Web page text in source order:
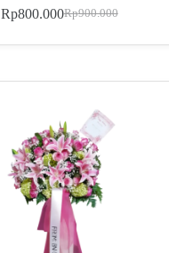
Rp900.000
Rp800.000